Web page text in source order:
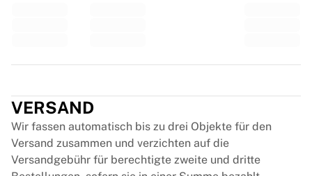
Trikot-Authentifizierung
VERSAND
Wir fassen automatisch bis zu drei Objekte für den
Versand zusammen und verzichten auf die
Versandgebühr für berechtigte zweite und dritte